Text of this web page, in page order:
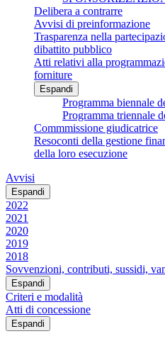
Delibera a contrarre
Avvisi di preinformazione
Trasparenza nella
dibattito pubblico
Atti relativi alla
forniture
Espandi
Programma biennale
Programma triennale
Commmissione giudicatrice
Resoconti della gestione
della loro esecuzione
Avvisi
Espandi
2022
2021
2020
2019
2018
Sovvenzioni, contributi, sussidi,
Espandi
Criteri e modalità
Atti di concessione
Espandi